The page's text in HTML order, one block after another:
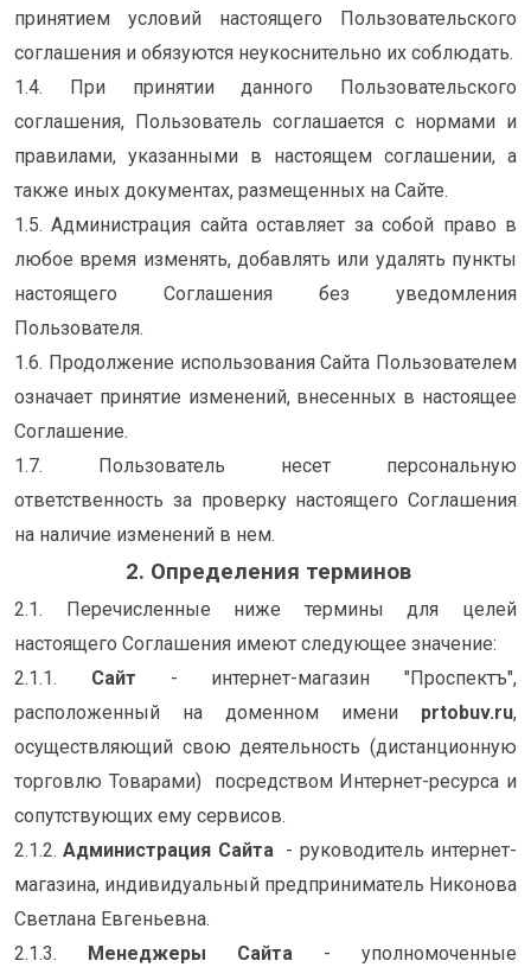
принятием условий настоящего Пользовательского
соглашения и обязуются неукоснительно их соблюдать.
1.4. При принятии данного Пользовательского
соглашения, Пользователь соглашается с нормами и
правилами, указанными в настоящем соглашении, а
также иных документах, размещенных на Сайте.
1.5. Администрация сайта оставляет за собой право в
любое время изменять, добавлять или удалять пункты
настоящего Соглашения без уведомления
Пользователя.
1.6. Продолжение использования Сайта Пользователем
означает принятие изменений, внесенных в настоящее
Соглашение.
1.7. Пользователь несет персональную
ответственность за проверку настоящего Соглашения
на наличие изменений в нем.
2. Определения терминов
2.1. Перечисленные ниже термины для целей
настоящего Соглашения имеют следующее значение:
2.1.1. Сайт - интернет-магазин "Проспектъ",
расположенный на доменном имени prtobuv.ru,
осуществляющий свою деятельность (дистанционную
торговлю Товарами) посредством Интернет-ресурса и
сопутствующих ему сервисов.
2.1.2.Администрация Сайта- руководитель интернет-
магазина, индивидуальный предприниматель Никонова
Светлана Евгеньевна.
2.1.3.
Менеджеры Сайта - уполномоченные